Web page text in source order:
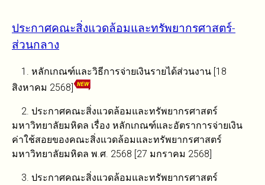
ประกาศคณะสิ่งแวดล้อมและทรัพยากรศาสตร์-
ส่วนกลาง
1. หลักเกณฑ์และวิธีการจ่ายเงินรายได้ส่วนงาน [18
สิงหาคม 2568]
2. ประกาศคณะสิ่งแวดล้อมและทรัพยากรศาสตร์
มหาวิทยาลัยมหิดล เรื่อง หลักเกณฑ์และอัตราการจ่ายเงิน
ค่าใช้สอยของคณะสิ่งแวดล้อมและทรัพยากรศาสตร์
มหาวิทยาลัยมหิดล พ.ศ. 2568 [27 มกราคม 2568]
3. ประกาศคณะสิ่งแวดล้อมและทรัพยากรศาสตร์